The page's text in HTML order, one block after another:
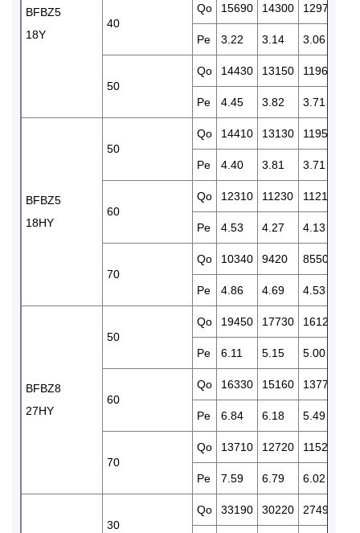
BFBZ5
18Y
40
Qo 15690 14300 12970
Pe 3.22 3.14 3.06
50
Qo 14430 13150 11960
Pe 4.45 3.82 3.71
BFBZ5
18HY
50
Qo 14410 13130 11950
Pe 4.40 3.81 3.71
60
Qo 12310 11230 11210
Pe 4.53 4.27 4.13
70
Qo 10340 9420 8550
Pe 4.86 4.69 4.53
BFBZ8
27HY
50
Qo 19450 17730 16120
Pe 6.11 5.15 5.00
60
Qo 16330 15160 13770
Pe 6.84 6.18 5.49
70
Qo 13710 12720 11520
Pe 7.59 6.79 6.02
30
Qo 33190 30220 27490